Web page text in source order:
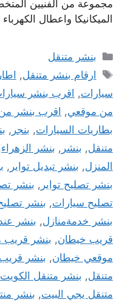
مجموعة من الفنيين
الميكانيكا واعطال
التصنيفات
بنشر متنقل
الوسوم
ارقام بنشر متنقل,
سيارات, اقرب بنشر
من موقعي, اقرب بنشر
بطاريات السيارات, بنجر ,
متنقل, بنشر , بنشر الزهراء
المنزل, بنشر تبديل تواير ,
بنشر تصليح تواير , بنشر
تصليح سيارات, بنشر
بنشر خدمةمنازل, بنشر
قريب خيطان, بنشر
موقعي خيطان, بنشر
متنقل, بنشر متنقل الكويت
متنقل يجي البيت, بنشر